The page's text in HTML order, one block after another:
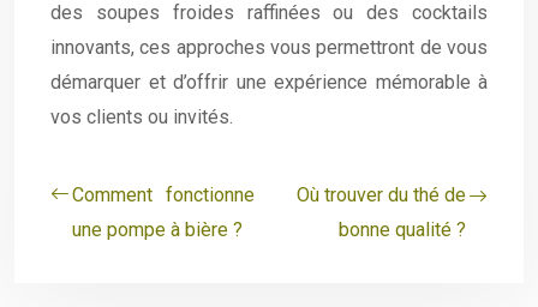
des soupes froides raffinées ou des cocktails
innovants, ces approches vous permettront de vous
démarquer et d’offrir une expérience mémorable à
vos clients ou invités.
Comment fonctionne
une pompe à bière ?
Où trouver du thé de
bonne qualité ?